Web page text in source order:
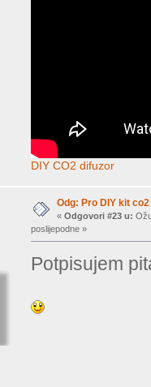
DIY CO2 difuzor
Odg: Pro DIY kit
« Odgovori #23 u:
poslijepodne »
Potpisujem